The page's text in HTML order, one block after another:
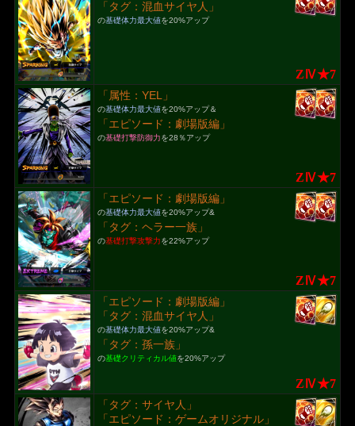
「タグ：混血サイヤ人」
の基礎体力最大値を20%アップ
ZⅣ★7
「属性：YEL」
の基礎体力最大値を20%アップ＆
「エピソード：劇場版編」
の基礎打撃防御力を28％アップ
ZⅣ★7
「エピソード：劇場版編」
の基礎体力最大値を20%アップ&
「タグ：ヘラー一族」
の基礎打撃攻撃力を22%アップ
ZⅣ★7
「エピソード：劇場版編」
「タグ：混血サイヤ人」
の基礎体力最大値を20%アップ&
「タグ：孫一族」
の基礎クリティカル値を20%アップ
ZⅣ★7
「タグ：サイヤ人」
「エピソード：ゲームオリジナル」